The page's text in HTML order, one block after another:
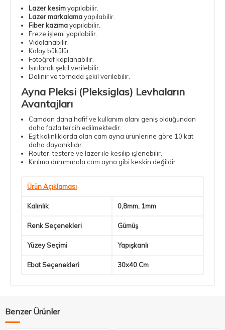
Lazer kesimyapılabilir.
Lazer markalamayapılabilir.
Fiber kazımayapılabilir.
Freze işlemi yapılabilir.
Vidalanabilir.
Kolay bükülür.
Fotoğraf kaplanabilir.
Isıtılarak şekil verilebilir.
Delinir ve tornada şekil verilebilir.
Ayna Pleksi (Pleksiglas) Levhaların
Avantajları
Camdan daha hafif ve kullanım alanı geniş olduğundan
daha fazla tercih edilmektedir.
Eşit kalınlıklarda olan cam ayna ürünlerine göre 10 kat
daha dayanıklıdır.
Router, testere ve lazer ile kesilip işlenebilir.
Kırılma durumunda cam ayna gibi keskin değildir.
Ürün Açıklaması
Kalınlık 0,8mm, 1mm
Renk Seçenekleri Gümüş
Yüzey Seçimi Yapışkanlı
Ebat Seçenekleri 30x40 Cm
Benzer Ürünler